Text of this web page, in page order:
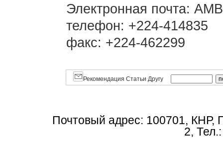
Электронная почта:
телефон: +224-414835
факс: +224-462299
Рекомендация Статьи Другу
Почтовый адрес: 100701, КНР,
2,